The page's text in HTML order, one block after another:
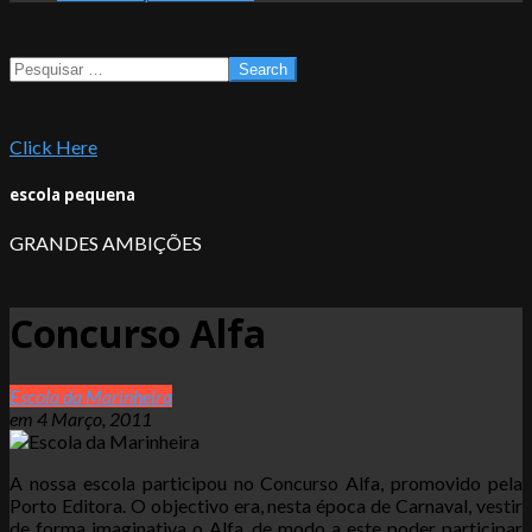
Search
Click Here
escola pequena
GRANDES AMBIÇÕES
Concurso Alfa
Escola da Marinheira
em 4 Março, 2011
A nossa escola participou no Concurso Alfa, promovido pela
Porto Editora. O objectivo era, nesta época de Carnaval, vestir